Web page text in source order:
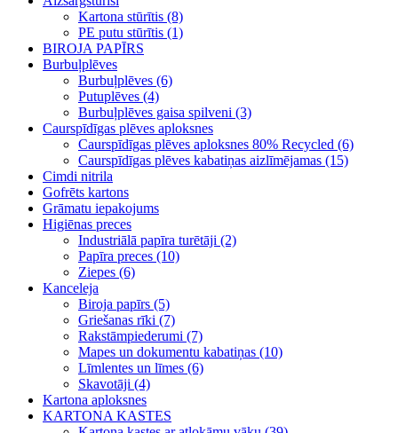
Kartona stūrītis (8)
PE putu stūrītis (1)
BIROJA PAPĪRS
Burbuļplēves
Burbuļplēves (6)
Putuplēves (4)
Burbuļplēves gaisa spilveni (3)
Caurspīdīgas plēves aploksnes
Caurspīdīgas plēves aploksnes 80% Recycled (6)
Caurspīdīgas plēves kabatiņas aizlīmējamas (15)
Cimdi nitrila
Gofrēts kartons
Grāmatu iepakojums
Higiēnas preces
Industriālā papīra turētāji (2)
Papīra preces (10)
Ziepes (6)
Kanceleja
Biroja papīrs (5)
Griešanas rīki (7)
Rakstāmpiederumi (7)
Mapes un dokumentu kabatiņas (10)
Līmlentes un līmes (6)
Skavotāji (4)
Kartona aploksnes
KARTONA KASTES